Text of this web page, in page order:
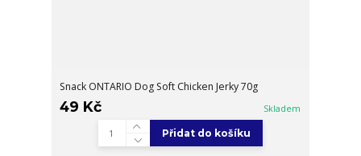
Snack ONTARIO Dog Soft Chicken Jerky 70g
49 Kč Skladem
Přidat do košíku